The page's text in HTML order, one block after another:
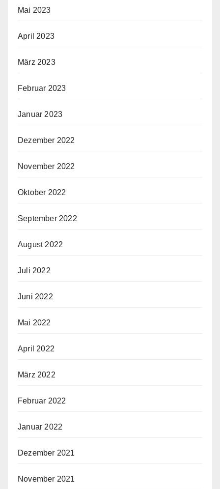
Mai 2023
April 2023
März 2023
Februar 2023
Januar 2023
Dezember 2022
November 2022
Oktober 2022
September 2022
August 2022
Juli 2022
Juni 2022
Mai 2022
April 2022
März 2022
Februar 2022
Januar 2022
Dezember 2021
November 2021